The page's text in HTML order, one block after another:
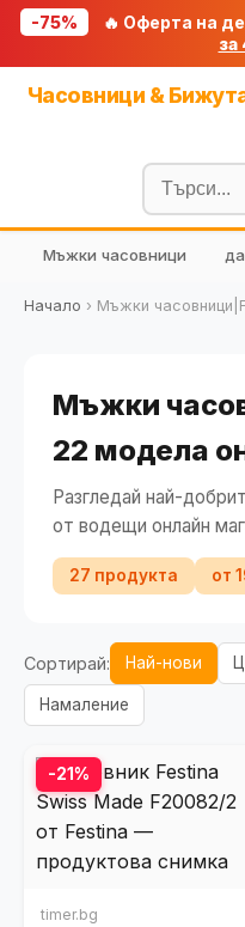
-75% 🔥 Оферта на
за
Часовници &
🧮
🔍
🎁
Мъжки часовници
Начало › Мъжки
Мъжки
22 модела
Разгледай най-
от водещи онлайн
27 продукта от
Сортирай: Най-нови
Намаление
-21%
timer.bg